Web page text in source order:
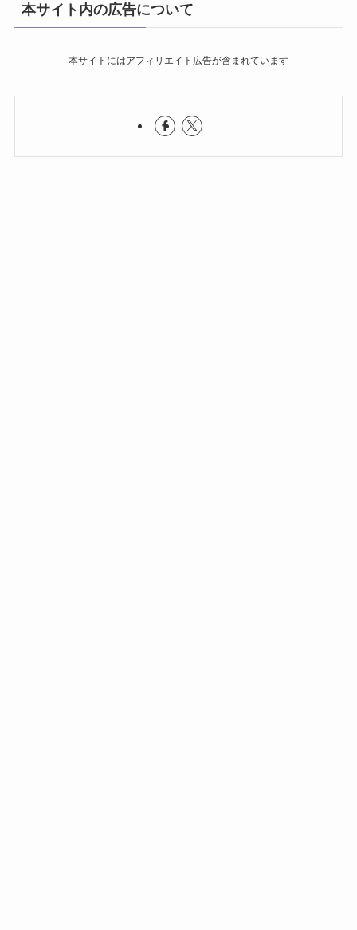
本サイト内の広告について
本サイトにはアフィリエイト広告が含まれています